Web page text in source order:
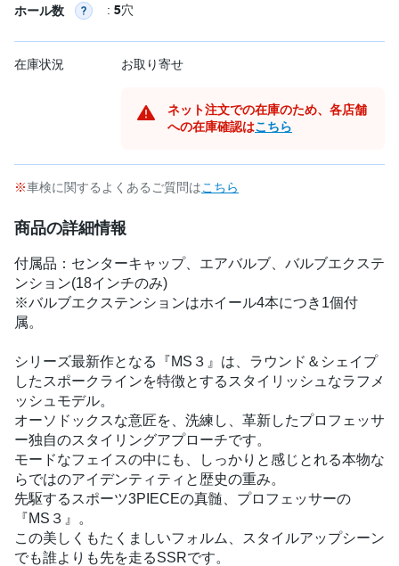
ホール数 : 5穴
在庫状況 お取り寄せ
ネット注文での在庫のため、各店舗
への在庫確認はこちら
車検に関するよくあるご質問はこちら
商品の詳細情報
付属品：センターキャップ、エアバルブ、バルブエクステ
ンション(18インチのみ)
※バルブエクステンションはホイール4本につき1個付
属。
シリーズ最新作となる『MS３』は、ラウンド＆シェイプ
したスポークラインを特徴とするスタイリッシュなラフメ
ッシュモデル。
オーソドックスな意匠を、洗練し、革新したプロフェッサ
ー独自のスタイリングアプローチです。
モードなフェイスの中にも、しっかりと感じとれる本物な
らではのアイデンティティと歴史の重み。
先駆するスポーツ3PIECEの真髄、プロフェッサーの
『MS３』。
この美しくもたくましいフォルム、スタイルアップシーン
でも誰よりも先を走るSSRです。